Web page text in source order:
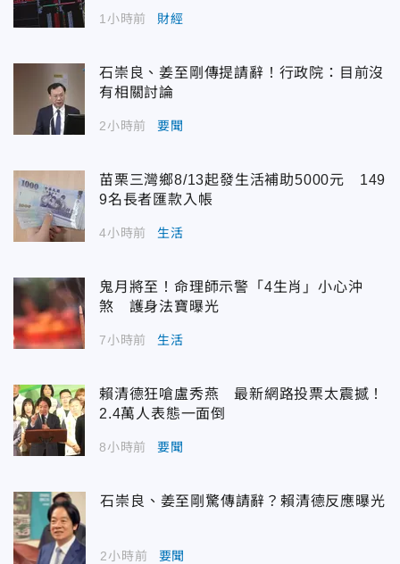
1小時前 財經
石崇良、姜至剛傳提請辭！行政院：目前沒
有相關討論
2小時前 要聞
苗栗三灣鄉8/13起發生活補助5000元 149
9名長者匯款入帳
4小時前 生活
鬼月將至！命理師示警「4生肖」小心沖
煞 護身法寶曝光
7小時前 生活
賴清德狂嗆盧秀燕 最新網路投票太震撼！
2.4萬人表態一面倒
8小時前 要聞
石崇良、姜至剛驚傳請辭？賴清德反應曝光
2小時前 要聞